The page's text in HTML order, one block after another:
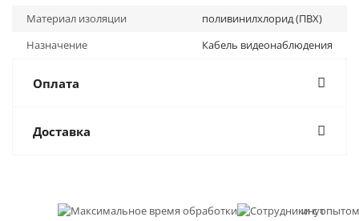
Материал изоляции
поливинилхлорид (ПВХ)
Назначение
Кабель видеонаблюдения
Оплата
Доставка